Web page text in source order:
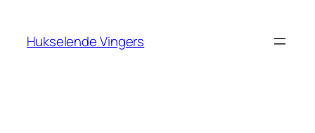
Hukselende Vingers